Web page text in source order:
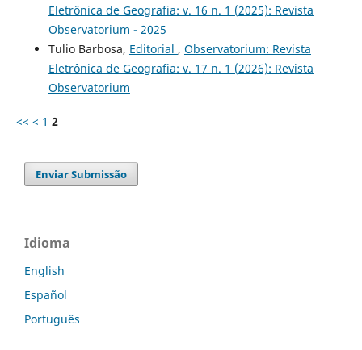
Eletrônica de Geografia: v. 16 n. 1 (2025): Revista
Observatorium - 2025
Tulio Barbosa, Editorial , Observatorium: Revista
Eletrônica de Geografia: v. 17 n. 1 (2026): Revista
Observatorium
<< < 1 2
Enviar Submissão
Idioma
English
Español
Português